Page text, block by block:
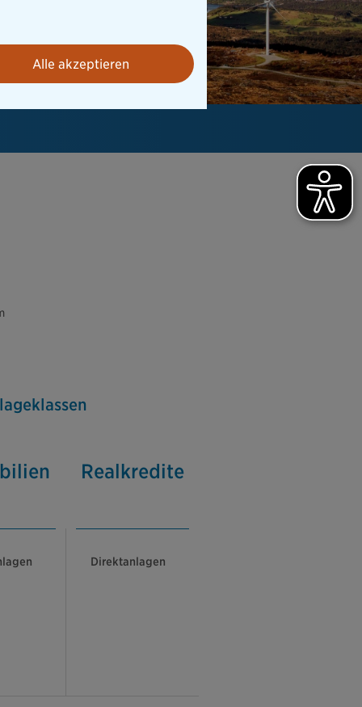
Realkredite
Direktanlagen
Alle akzeptieren